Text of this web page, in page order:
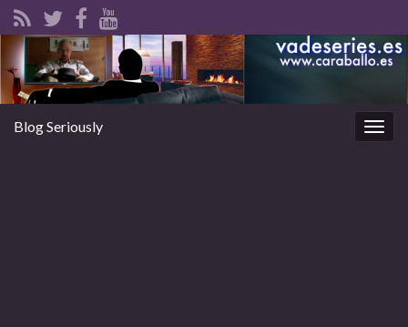
Blog Seriously